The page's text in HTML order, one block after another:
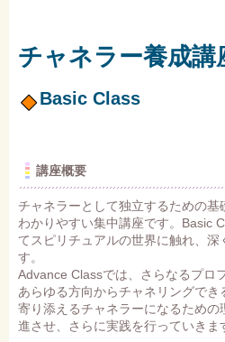
チャネラー養成講
Basic Class
講座概要
チャネラーとして独立するための
わかりやすい集中講座です。Basic
てスピリチュアルの世界に触れ、深
す。
Advance Classでは、さらなるプロ
あらゆる方向からチャネリングで
寄り添えるチャネラーになるため
進させ、さらに実践を行っていきま